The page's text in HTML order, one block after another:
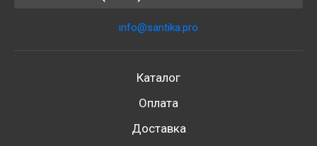
info@santika.pro
Каталог
Оплата
Доставка